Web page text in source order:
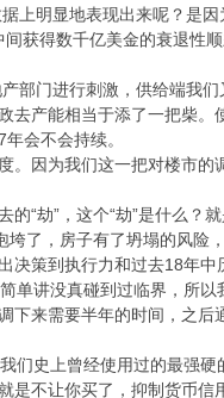
上明显地表现出来呢？是
获得数千亿美金的衰退性
部门进行刺激，供给端我
产能相当于添了一把柴。
会不会持续。
。因为我们这一把对楼市
“劫”，这个“劫”是什么？
垮了，房子有了坍塌的风险
策到执行力和过去18年中
单讲没真碰到过临界，所
下来需要半年的时间，之
们史上曾经使用过的最强
是不让你买了，抑制货币信